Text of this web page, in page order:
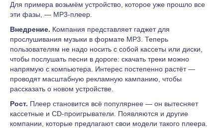
Для примера возьмём устройство, которое уже прошло все
эти фазы, — MP3-плеер.
Внедрение. Компания представляет гаджет для
прослушивания музыки в формате MP3. Теперь
пользователям не надо носить с собой кассеты или диски,
чтобы послушать песни в дороге: скачать треки можно
напрямую с компьютера. Интерес постепенно растёт —
проводят масштабную рекламную кампанию, чтобы
рассказать о новом устройстве.
Рост. Плеер становится всё популярнее — он вытесняет
кассетные и CD-проигрыватели. Появляются и другие
компании, которые предлагают свои модели такого плеера.